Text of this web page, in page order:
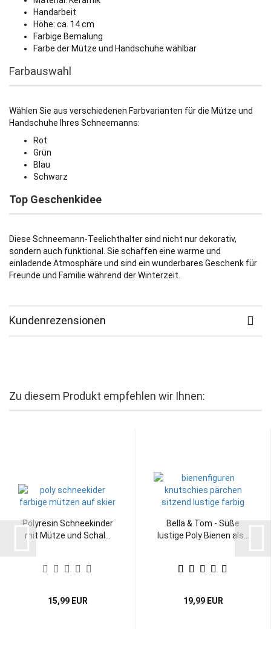
Handarbeit
Höhe: ca. 14 cm
Farbige Bemalung
Farbe der Mütze und Handschuhe wählbar
Farbauswahl
Wählen Sie aus verschiedenen Farbvarianten für die Mütze und
Handschuhe Ihres Schneemanns:
Rot
Grün
Blau
Schwarz
Top Geschenkidee
Diese Schneemann-Teelichthalter sind nicht nur dekorativ,
sondern auch funktional. Sie schaffen eine warme und
einladende Atmosphäre und sind ein wunderbares Geschenk für
Freunde und Familie während der Winterzeit.
Kundenrezensionen
Zu diesem Produkt empfehlen wir Ihnen:
Polyresin Schneekinder
mit Mütze und Schal...
15,99 EUR
Bella & Tom - Süße
lustige Poly Bienen als...
19,99 EUR